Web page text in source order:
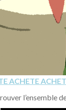
ACHETE
l’ensemble